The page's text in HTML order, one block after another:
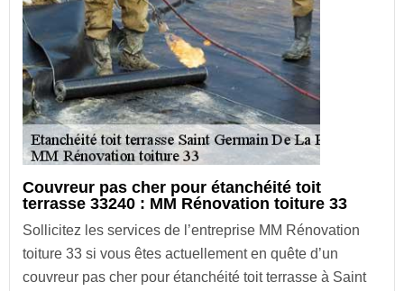
Couvreur pas cher pour étanchéité toit
terrasse 33240 : MM Rénovation toiture 33
Sollicitez les services de l’entreprise MM Rénovation
toiture 33 si vous êtes actuellement en quête d’un
couvreur pas cher pour étanchéité toit terrasse à Saint